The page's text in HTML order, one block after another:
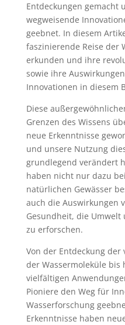
Entdeckungen gemacht
wegweisende
geebnet. In diesem
faszinierende Reise der
erkunden und ihre
sowie ihre
Innovationen in diesem
Diese
Grenzen des Wissens
neue Erkenntnisse
und unsere Nutzung
grundlegend verändert
haben nicht nur dazu
natürlichen Gewässer
auch die Auswirkungen
Gesundheit, die Umwelt
zu erforschen.
Von der Entdeckung der
der Wassermoleküle
vielfältigen
Pioniere den Weg für
Wasserforschung
Erkenntnisse haben